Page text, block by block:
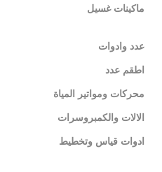
ماكينات غسيل
عدد وادوات
اطقم عدد
محركات ومواتير المياة
الالات والكمبروسرات
ادوات قياس وتخطيط